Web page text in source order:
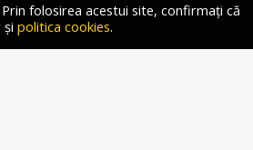
apă și la introducerea
măsură este necesară pentru
folosirea acestui site, confirmați că
și politica cookies.